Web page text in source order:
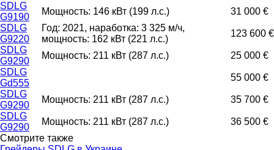
SDLG
G9190
Мощность: 146 кВт (199 л.с.)
31 000 €
SDLG
G9220
Год: 2021, наработка: 3 325 м/ч,
мощность: 162 кВт (221 л.с.)
123 600 €
SDLG
G9290
Мощность: 211 кВт (287 л.с.)
25 000 €
SDLG
Gd555
55 000 €
SDLG
G9290
Мощность: 211 кВт (287 л.с.)
35 700 €
SDLG
G9290
Мощность: 211 кВт (287 л.с.)
36 500 €
Смотрите также